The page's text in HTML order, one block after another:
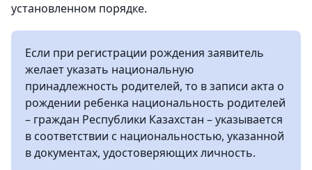
установленном порядке.
Если при регистрации рождения заявитель
желает указать национальную
принадлежность родителей, то в записи акта о
рождении ребенка национальность родителей
– граждан Республики Казахстан – указывается
в соответствии с национальностью, указанной
в документах, удостоверяющих личность.